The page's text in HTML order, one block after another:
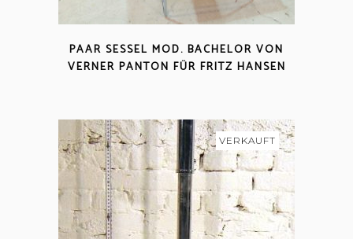
PAAR SESSEL MOD. BACHELOR VON
VERNER PANTON FÜR FRITZ HANSEN
VERKAUFT